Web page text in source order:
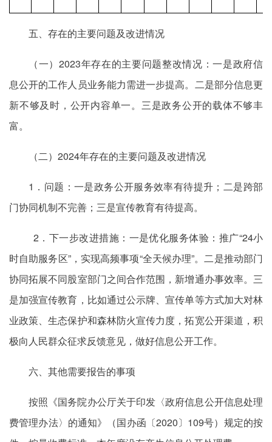
五、存在的主要问题及改进情况
（一）2023年存在的主要问题整改情况：一是政府信
息公开的工作人员业务能力需进一步提高。二是部分信息更
新不够及时，公开内容单一。三是政务公开的载体不够丰
富。
（二）2024年存在的主要问题及改进情况
1．问题：一是政务公开服务效率有待提升；二是跨部
门协同机制不完善；三是宣传教育有待提高。
2．下一步改进措施：一是优化服务体验：推广“24小
时自助服务区”，实现高频事项“全天候办理”。二是推动部门
协同拓展不同股室部门之间合作范围，新增通办事效率。三
是加强宣传教育，比如通过公示牌、宣传单等方式加大对林
业政策、生态保护和森林防火宣传力度，拓宽公开渠道，积
极向人民群众征求反馈意见，做好信息公开工作。
六、其他需要报告的事项
按照《国务院办公厅关于印发〈政府信息公开信息处理
费管理办法〉的通知》（国办函〔2020〕109号）规定的按